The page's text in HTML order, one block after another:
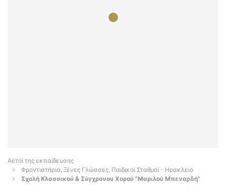
Αετοί της εκπαίδευσης
Φροντιστήρια, Ξένες Γλώσσες, Παιδικοί Σταθμοί - Ηρακλειο
Σχολή Κλασσικού & Σύγχρονου Χορού "Μαριλού Μπεναρδή"